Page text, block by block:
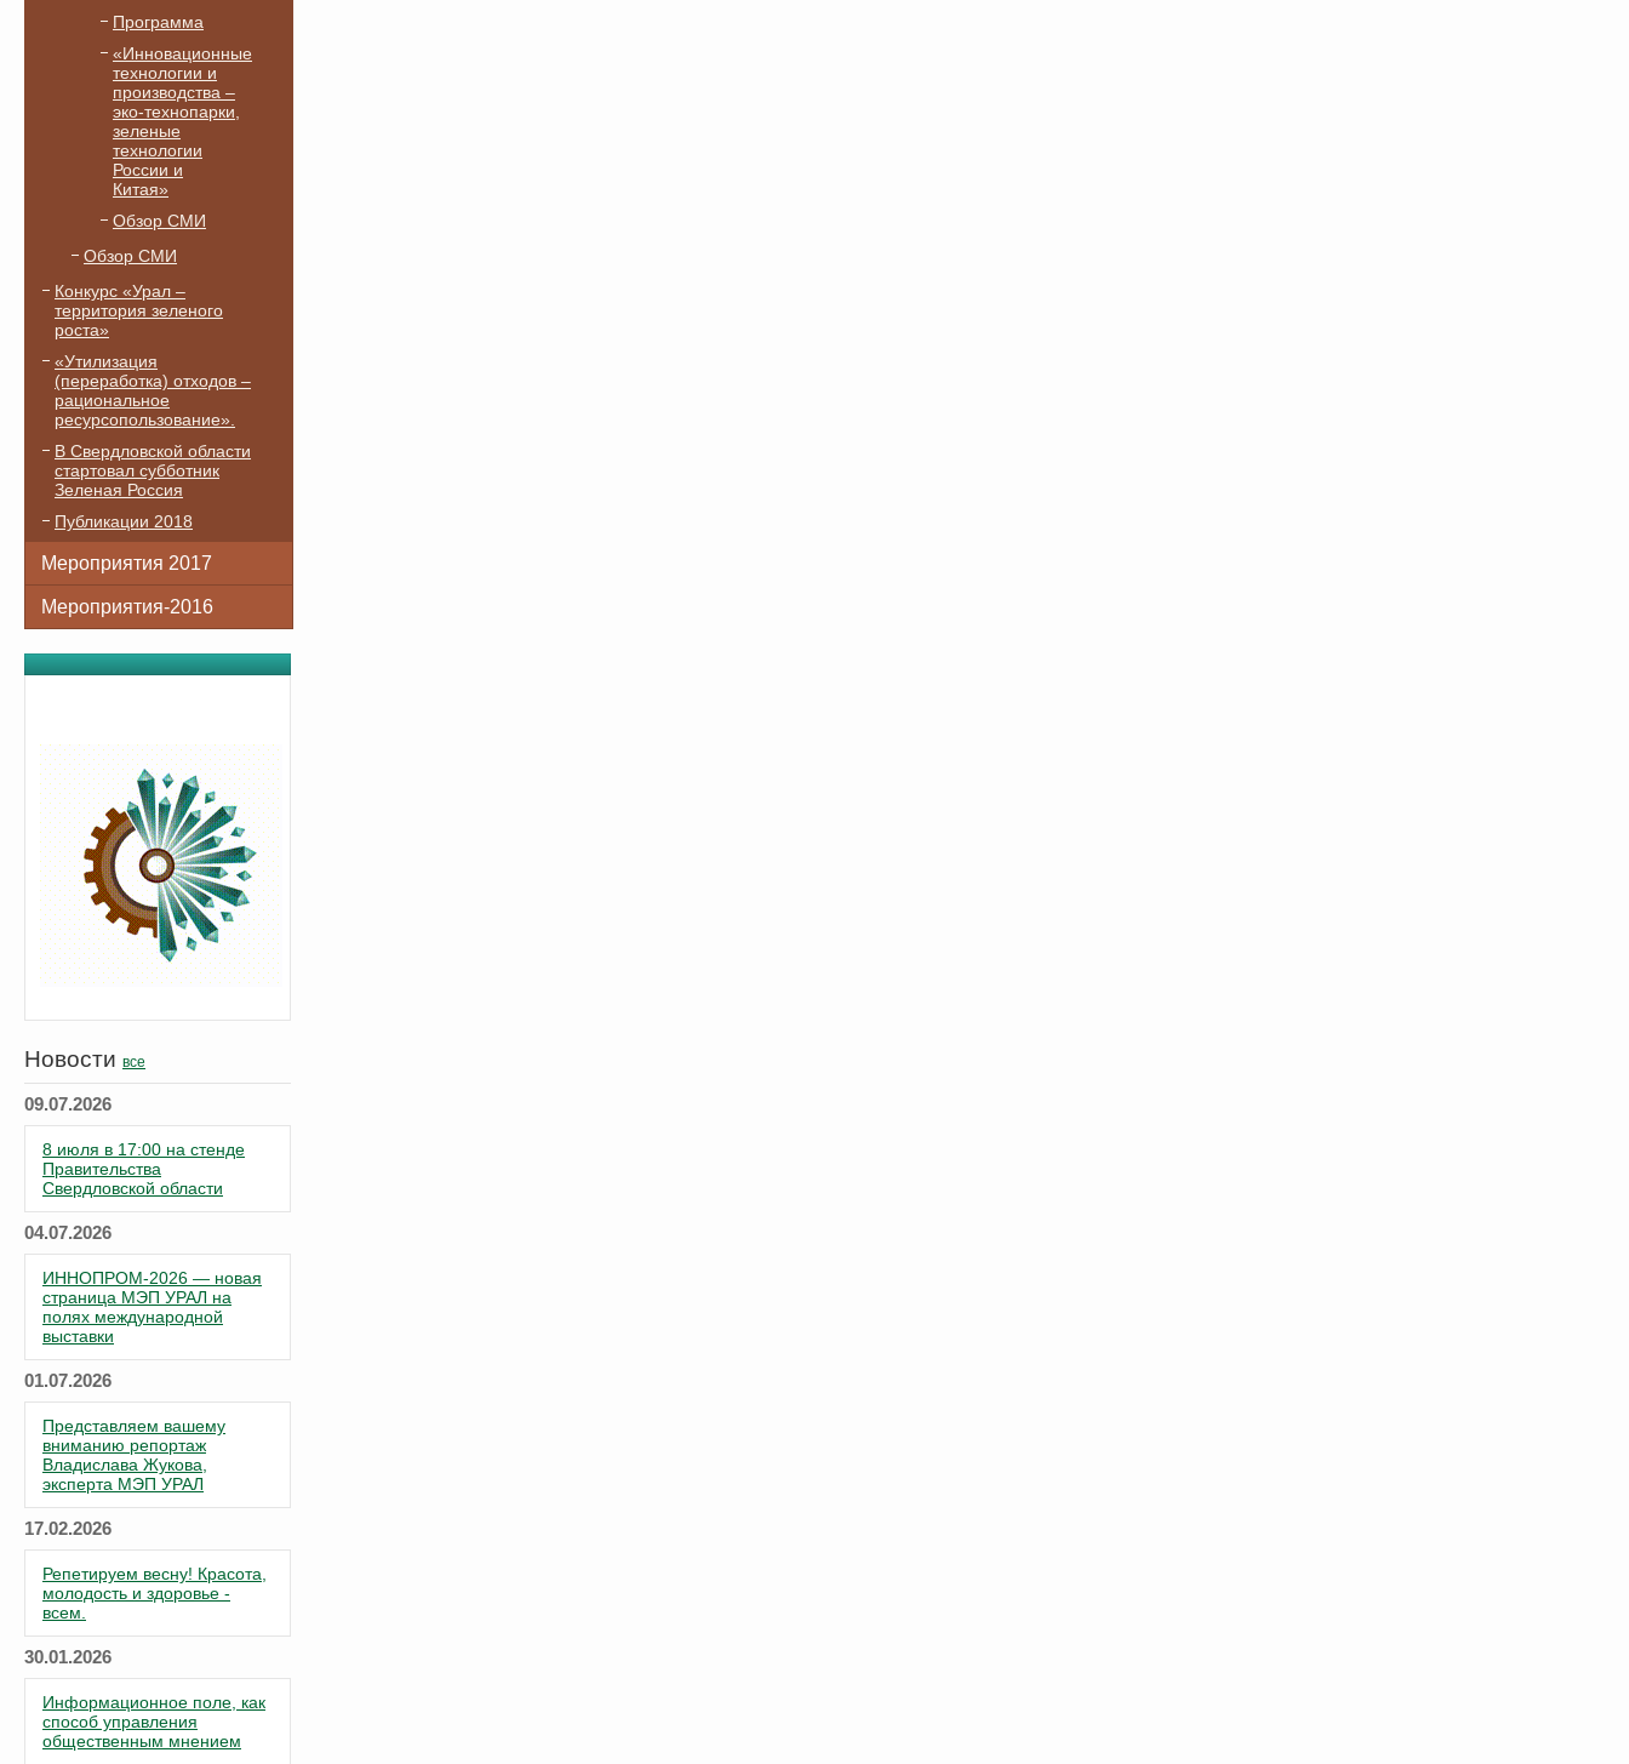
Программа
«Инновационные
технологии и
производства –
эко-технопарки,
зеленые
технологии
России и
Китая»
Обзор СМИ
Обзор СМИ
Конкурс «Урал –
территория зеленого
роста»
«Утилизация
(переработка) отходов –
рациональное
ресурсопользование».
В Свердловской области
стартовал субботник
Зеленая Россия
Публикации 2018
Мероприятия 2017
Мероприятия-2016
Новости все
09.07.2026
8 июля в 17:00 на стенде
Правительства
Свердловской области
04.07.2026
ИННОПРОМ-2026 — новая
страница МЭП УРАЛ на
полях международной
выставки
01.07.2026
Представляем вашему
вниманию репортаж
Владислава Жукова,
эксперта МЭП УРАЛ
17.02.2026
Репетируем весну! Красота,
молодость и здоровье -
всем.
30.01.2026
Информационное поле, как
способ управления
общественным мнением